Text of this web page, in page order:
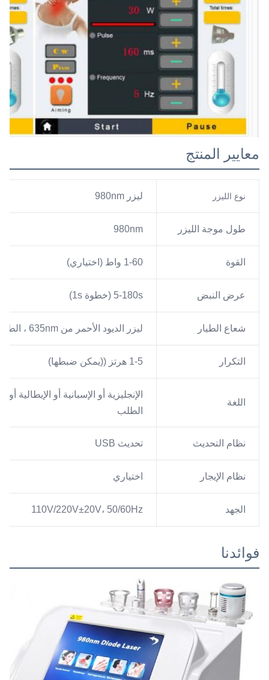
معايير المنتج
نوع الليزر ليزر 980nm
طول موجة الليزر 980nm
القوة 1-60 واط (اختياري)
عرض النبض 5-180s (خطوة 1s)
شعاع الطيار ليزر الديود الأحمر من 635nm ، الطاقة < 5mW
التكرار 1-5 هرتز ((يمكن ضبطها)
اللغة
الإنجليزية أو الإسبانية أو
الطلب
نظام التحديث تحديث USB
نظام الإيجار اختياري
الجهد 110V/220V±20V، 50/60Hz
فوائدنا